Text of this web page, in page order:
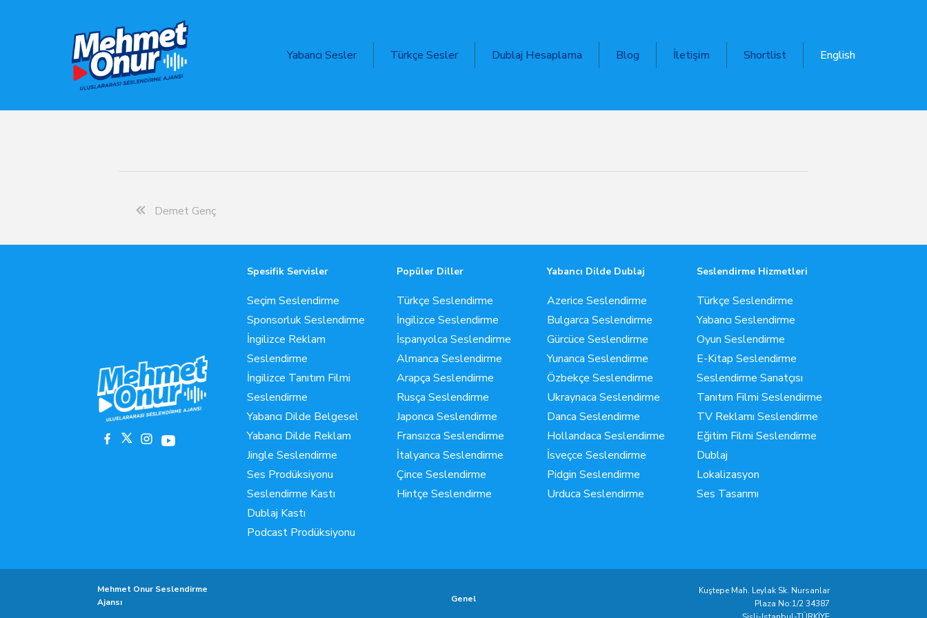
Yabancı Sesler Türkçe Sesler Dublaj Hesaplama Blog İletişim Shortlist English
Demet Genç
Spesifik Servisler
Seçim Seslendirme
Sponsorluk Seslendirme
İngilizce Reklam
Seslendirme
İngilizce Tanıtım Filmi
Seslendirme
Yabancı Dilde Belgesel
Yabancı Dilde Reklam
Jingle Seslendirme
Ses Prodüksiyonu
Seslendirme Kastı
Dublaj Kastı
Podcast Prodüksiyonu
Popüler Diller
Türkçe Seslendirme
İngilizce Seslendirme
İspanyolca Seslendirme
Almanca Seslendirme
Arapça Seslendirme
Rusça Seslendirme
Japonca Seslendirme
Fransızca Seslendirme
İtalyanca Seslendirme
Çince Seslendirme
Hintçe Seslendirme
Yabancı Dilde Dublaj
Azerice Seslendirme
Bulgarca Seslendirme
Gürcüce Seslendirme
Yunanca Seslendirme
Özbekçe Seslendirme
Ukraynaca Seslendirme
Danca Seslendirme
Hollandaca Seslendirme
İsveçce Seslendirme
Pidgin Seslendirme
Urduca Seslendirme
Seslendirme Hizmetleri
Türkçe Seslendirme
Yabancı Seslendirme
Oyun Seslendirme
E-Kitap Seslendirme
Seslendirme Sanatçısı
Tanıtım Filmi Seslendirme
TV Reklamı Seslendirme
Eğitim Filmi Seslendirme
Dublaj
Lokalizasyon
Ses Tasarımı
Mehmet Onur Seslendirme
Ajansı
Genel
Kuştepe Mah. Leylak Sk. Nursanlar
Plaza No:1/2 34387